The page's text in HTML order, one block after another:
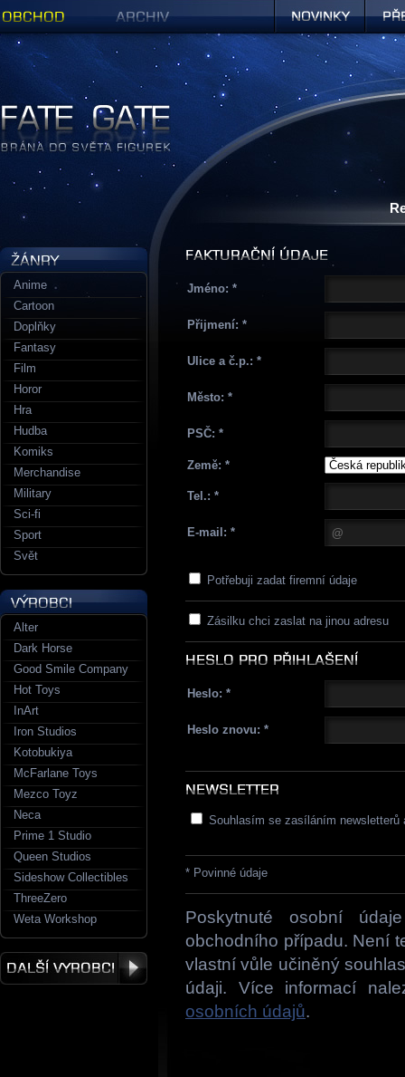
Jméno:
Přijmení:
Ulice a č.p.:
Město:
PSČ:
Země:
Tel.:
E-mail:
Potřebuji zadat firemní údaje
Zásilku chci zaslat na jinou adresu
Heslo:
Heslo znovu:
Souhlasím se zasíláním
* Povinné údaje
Poskytnuté osobní
obchodního případu. Není
vlastní vůle učiněný
údaji. Více informací
osobních údajů.
Anime
Cartoon
Doplňky
Fantasy
Film
Horor
Hra
Hudba
Komiks
Merchandise
Military
Sci-fi
Sport
Svět
Alter
Dark Horse
Good Smile Company
Hot Toys
InArt
Iron Studios
Kotobukiya
McFarlane Toys
Mezco Toyz
Neca
Prime 1 Studio
Queen Studios
Sideshow Collectibles
ThreeZero
Weta Workshop
Figurky a sošky | Fate Gate